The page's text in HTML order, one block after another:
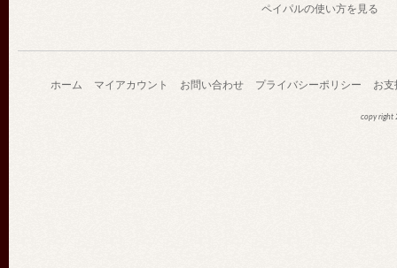
ペイパルの使い方を見る
ホーム マイアカウント お問い合わせ プライバシーポリシー お支
copy right